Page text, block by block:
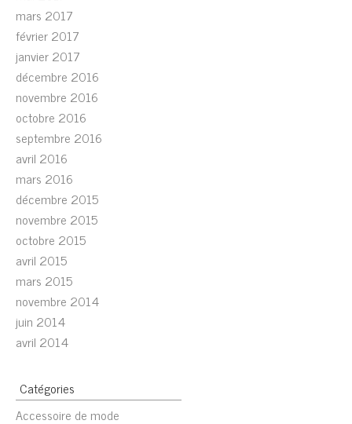
mars 2017
février 2017
janvier 2017
décembre 2016
novembre 2016
octobre 2016
septembre 2016
avril 2016
mars 2016
décembre 2015
novembre 2015
octobre 2015
avril 2015
mars 2015
novembre 2014
juin 2014
avril 2014
Catégories
Accessoire de mode